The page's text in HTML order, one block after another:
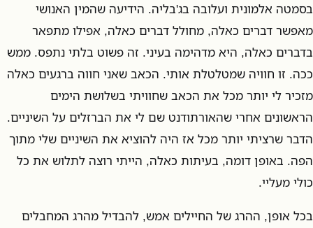
בסמטה אלמונית ועלובה בג'בליה. הידיעה שהמין האנושי
מאפשר דברים כאלה, מחולל דברים כאלה, אפילו מתפאר
בדברים כאלה, היא מדהימה בעיני. זה פשוט בלתי נתפס. ממש
ככה. זו חוויה שמטלטלת אותי. הכאב שאני חווה ברגעים כאלה
מזכיר לי יותר מכל את הכאב שחוויתי בשלושת הימים
הראשונים אחרי שהאורתודנט שם לי את הברזלים על השיניים.
הדבר שרציתי יותר מכל אז היה להוציא את השיניים שלי מתוך
הפה. באופן דומה, בעיתות כאלה, הייתי רוצה לתלוש את כל
כולי מעליי.
בכל אופן, ההרג של החיילים אמש, להבדיל מהרג המחבלים